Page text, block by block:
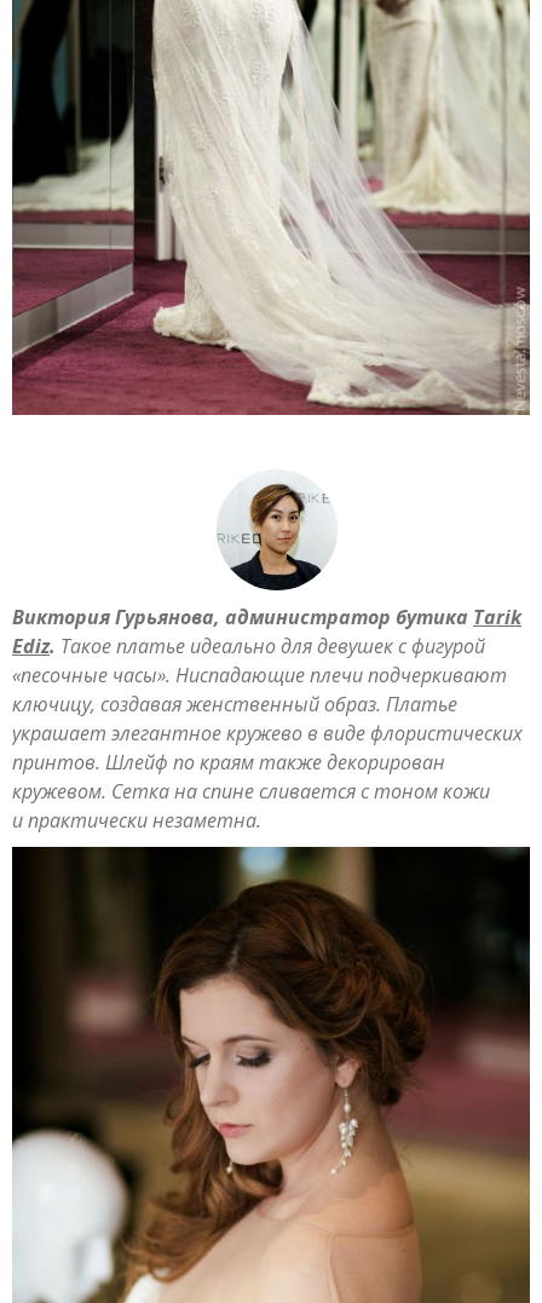
Виктория Гурьянова, администратор бутика Tarik
Ediz. Такое платье идеально для девушек с фигурой
«песочные часы». Ниспадающие плечи подчеркивают
ключицу, создавая женственный образ. Платье
украшает элегантное кружево в виде флористических
принтов. Шлейф по краям также декорирован
кружевом. Сетка на спине сливается с тоном кожи
и практически незаметна.